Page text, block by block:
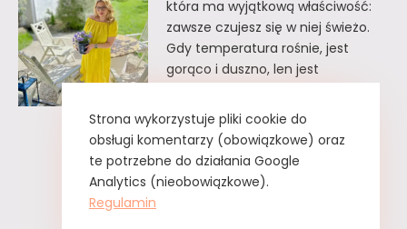
która ma wyjątkową właściwość:
zawsze czujesz się w niej świeżo.
Gdy temperatura rośnie, jest
gorąco i duszno, len jest
faktów o lnie, których
prawdopodobnie nie znałaś. Fakty
o lnie, których nie znałaś Lnu nie
trzeba prasować. Wystarczy tzw.
Strona wykorzystuje pliki cookie do
obsługi komentarzy (obowiązkowe) oraz
te potrzebne do działania Google
Analytics (nieobowiązkowe).
Regulamin